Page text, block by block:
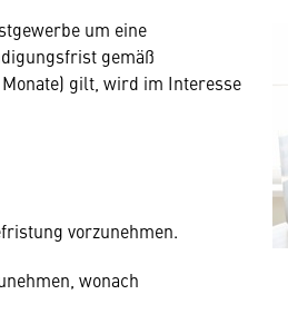
um eine
gemäß
gilt, wird im Interesse
vorzunehmen.
wonach